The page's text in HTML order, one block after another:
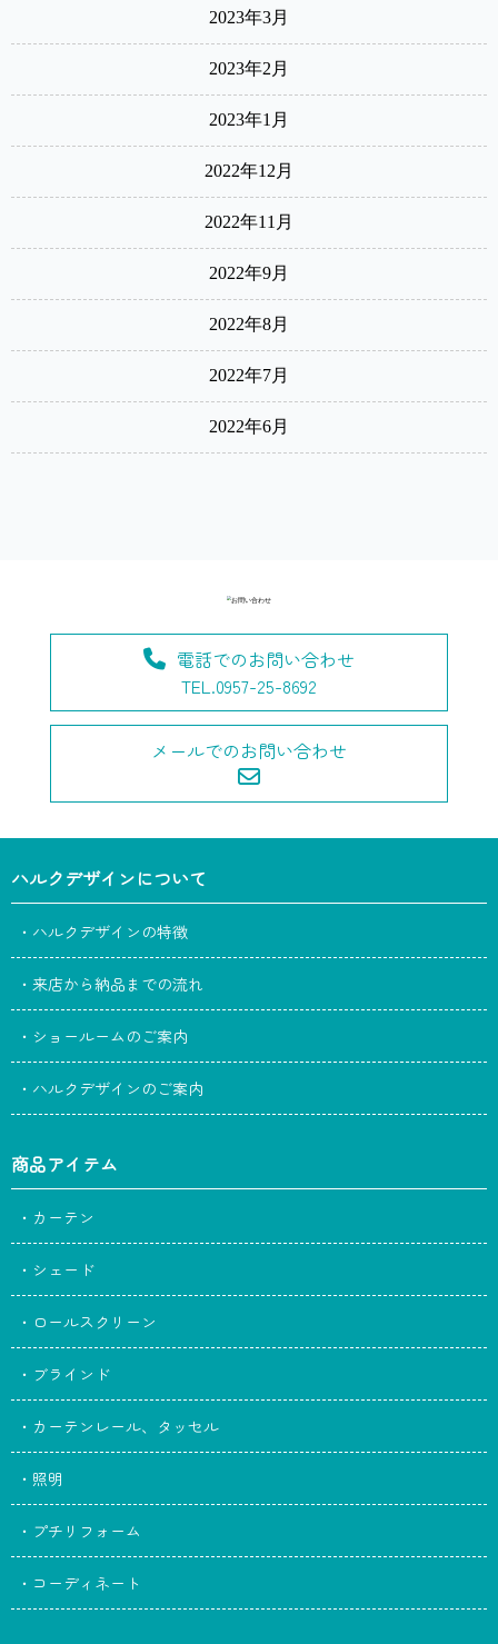
2023年3月
2023年2月
2023年1月
2022年12月
2022年11月
2022年9月
2022年8月
2022年7月
2022年6月
電話でのお問い合わせ
TEL.0957-25-8692
メールでのお問い合わせ
ハルクデザインについて
・ハルクデザインの特徴
・来店から納品までの流れ
・ショールームのご案内
・ハルクデザインのご案内
商品アイテム
・カーテン
・シェード
・ロールスクリーン
・ブラインド
・カーテンレール、タッセル
・照明
・プチリフォーム
・コーディネート